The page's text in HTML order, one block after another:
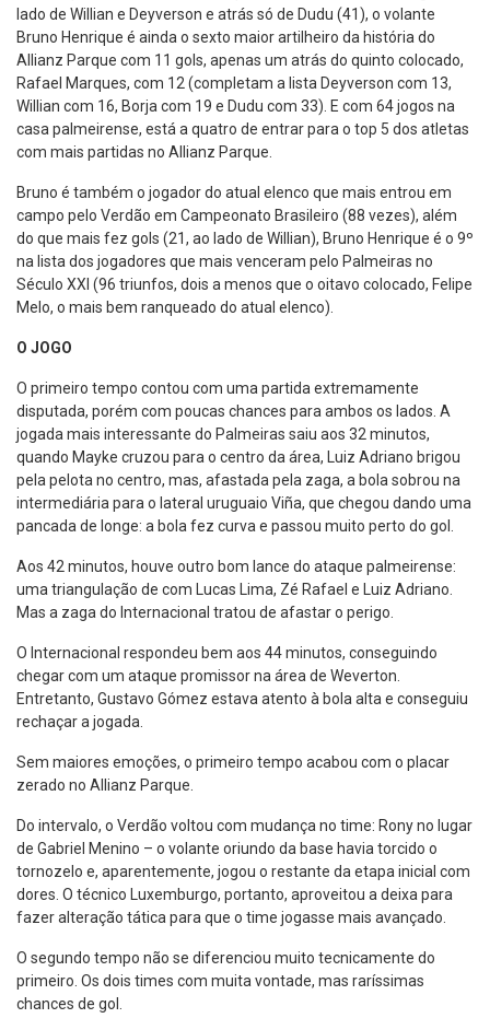
lado de Willian e Deyverson e atrás só de Dudu (41), o volante
Bruno Henrique é ainda o sexto maior artilheiro da história do
Allianz Parque com 11 gols, apenas um atrás do quinto colocado,
Rafael Marques, com 12 (completam a lista Deyverson com 13,
Willian com 16, Borja com 19 e Dudu com 33). E com 64 jogos na
casa palmeirense, está a quatro de entrar para o top 5 dos atletas
com mais partidas no Allianz Parque.
Bruno é também o jogador do atual elenco que mais entrou em
campo pelo Verdão em Campeonato Brasileiro (88 vezes), além
do que mais fez gols (21, ao lado de Willian), Bruno Henrique é o 9º
na lista dos jogadores que mais venceram pelo Palmeiras no
Século XXI (96 triunfos, dois a menos que o oitavo colocado, Felipe
Melo, o mais bem ranqueado do atual elenco).
O JOGO
O primeiro tempo contou com uma partida extremamente
disputada, porém com poucas chances para ambos os lados. A
jogada mais interessante do Palmeiras saiu aos 32 minutos,
quando Mayke cruzou para o centro da área, Luiz Adriano brigou
pela pelota no centro, mas, afastada pela zaga, a bola sobrou na
intermediária para o lateral uruguaio Viña, que chegou dando uma
pancada de longe: a bola fez curva e passou muito perto do gol.
Aos 42 minutos, houve outro bom lance do ataque palmeirense:
uma triangulação de com Lucas Lima, Zé Rafael e Luiz Adriano.
Mas a zaga do Internacional tratou de afastar o perigo.
O Internacional respondeu bem aos 44 minutos, conseguindo
chegar com um ataque promissor na área de Weverton.
Entretanto, Gustavo Gómez estava atento à bola alta e conseguiu
rechaçar a jogada.
Sem maiores emoções, o primeiro tempo acabou com o placar
zerado no Allianz Parque.
Do intervalo, o Verdão voltou com mudança no time: Rony no lugar
de Gabriel Menino – o volante oriundo da base havia torcido o
tornozelo e, aparentemente, jogou o restante da etapa inicial com
dores. O técnico Luxemburgo, portanto, aproveitou a deixa para
fazer alteração tática para que o time jogasse mais avançado.
O segundo tempo não se diferenciou muito tecnicamente do
primeiro. Os dois times com muita vontade, mas raríssimas
chances de gol.